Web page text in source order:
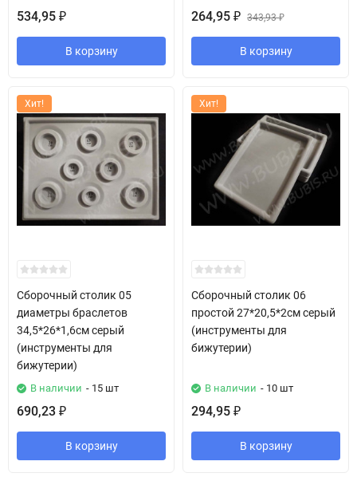
534,95 ₽
В корзину
264,95 ₽ 343,93₽
В корзину
Хит!
Сборочный столик 05
диаметры браслетов
34,5*26*1,6см серый
(инструменты для
бижутерии)
В наличии - 15 шт
690,23 ₽
В корзину
Хит!
Сборочный столик 06
простой 27*20,5*2см серый
(инструменты для
бижутерии)
В наличии - 10 шт
294,95 ₽
В корзину